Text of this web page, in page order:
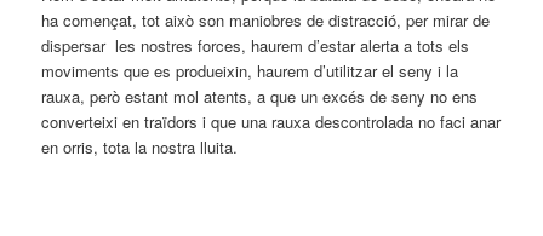
ha començat, tot això son maniobres de distracció, per mirar de
dispersar les nostres forces, haurem d’estar alerta a tots els
moviments que es produeixin, haurem d’utilitzar el seny i la
rauxa, però estant mol atents, a que un excés de seny no ens
converteixi en traïdors i que una rauxa descontrolada no faci anar
en orris, tota la nostra lluita.